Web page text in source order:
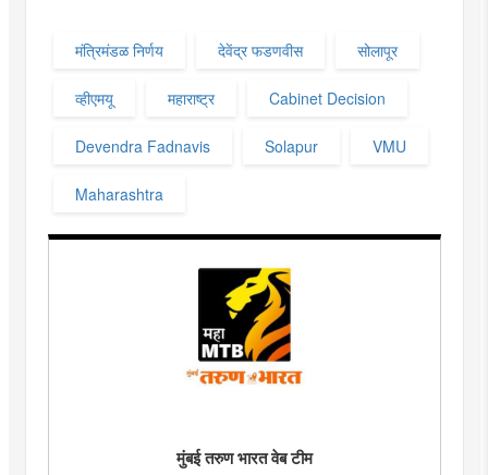
मंत्रिमंडळ निर्णय देवेंद्र फडणवीस सोलापूर
व्हीएमयू महाराष्ट्र Cabinet Decision
Devendra Fadnavis Solapur VMU
Maharashtra
मुंबई तरुण भारत वेब टीम